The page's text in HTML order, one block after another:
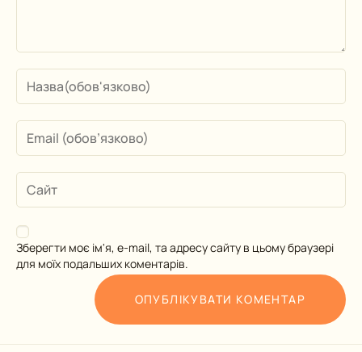
Зберегти моє ім'я, e-mail, та адресу сайту в цьому браузері
для моїх подальших коментарів.